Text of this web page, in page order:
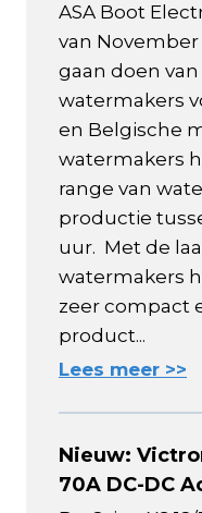
ASA Boot
van
gaan doen
watermakers
en Belgische
watermakers
range van
productie
uur. Met de
watermakers
zeer compact
product...
Lees meer >>
Nieuw:
70A DC-DC